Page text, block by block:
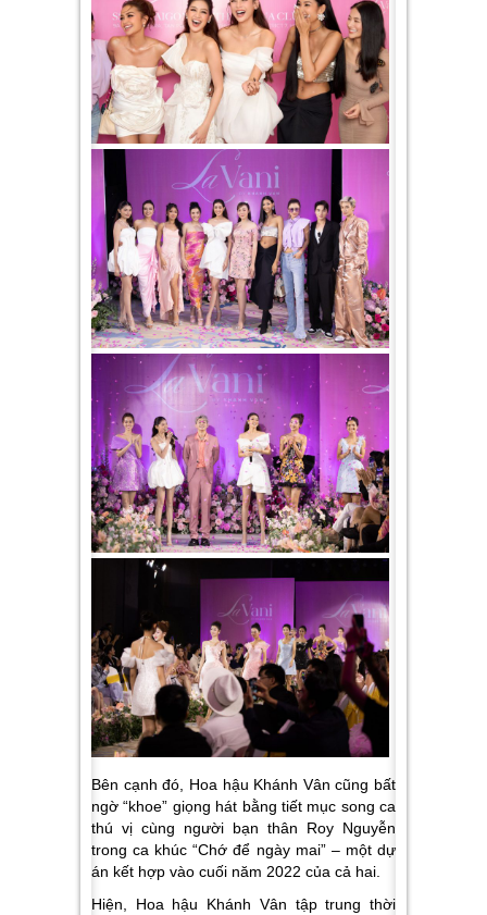
Bên cạnh đó, Hoa hậu Khánh Vân cũng bất
ngờ “khoe” giọng hát bằng tiết mục song ca
thú vị cùng người bạn thân Roy Nguyễn
trong ca khúc “Chớ để ngày mai” – một dự
án kết hợp vào cuối năm 2022 của cả hai.
Hiện, Hoa hậu Khánh Vân tập trung thời